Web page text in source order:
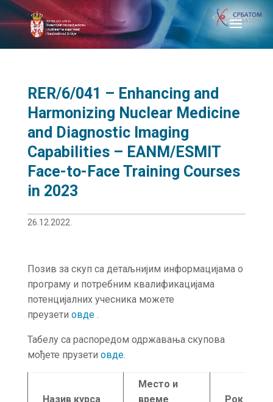
RER/6/041 – Enhancing and
Harmonizing Nuclear Medicine
and Diagnostic Imaging
Capabilities – EANM/ESMIT
Face-to-Face Training Courses
in 2023
26.12.2022.
Позив за скуп са детаљнијим информацијама о
програму и потребним квалификацијама
потенцијалних учесника можете
преузети овде.
Табелу са распоредом одржавања скупова
мођете прузети овде.
Назив курса
Место и
време
Рок